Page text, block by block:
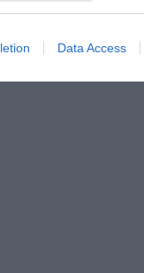
Data Access